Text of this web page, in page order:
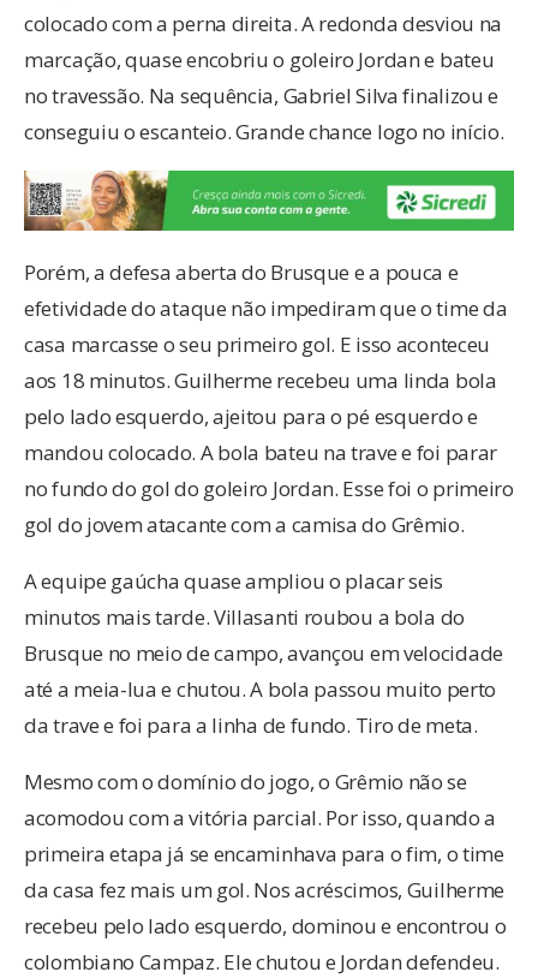
colocado com a perna direita. A redonda desviou na
marcação, quase encobriu o goleiro Jordan e bateu
no travessão. Na sequência, Gabriel Silva finalizou e
conseguiu o escanteio. Grande chance logo no início.
Porém, a defesa aberta do Brusque e a pouca e
efetividade do ataque não impediram que o time da
casa marcasse o seu primeiro gol. E isso aconteceu
aos 18 minutos. Guilherme recebeu uma linda bola
pelo lado esquerdo, ajeitou para o pé esquerdo e
mandou colocado. A bola bateu na trave e foi parar
no fundo do gol do goleiro Jordan. Esse foi o primeiro
gol do jovem atacante com a camisa do Grêmio.
A equipe gaúcha quase ampliou o placar seis
minutos mais tarde. Villasanti roubou a bola do
Brusque no meio de campo, avançou em velocidade
até a meia-lua e chutou. A bola passou muito perto
da trave e foi para a linha de fundo. Tiro de meta.
Mesmo com o domínio do jogo, o Grêmio não se
acomodou com a vitória parcial. Por isso, quando a
primeira etapa já se encaminhava para o fim, o time
da casa fez mais um gol. Nos acréscimos, Guilherme
recebeu pelo lado esquerdo, dominou e encontrou o
colombiano Campaz. Ele chutou e Jordan defendeu.